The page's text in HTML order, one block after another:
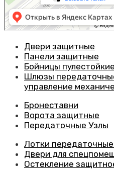
Двери защитные
Панели защитные
Бойницы пулестойкие
Шлюзы
управление
Бронеставни
Ворота защитные
Передаточные Узлы
Лотки
Двери для
Остекление